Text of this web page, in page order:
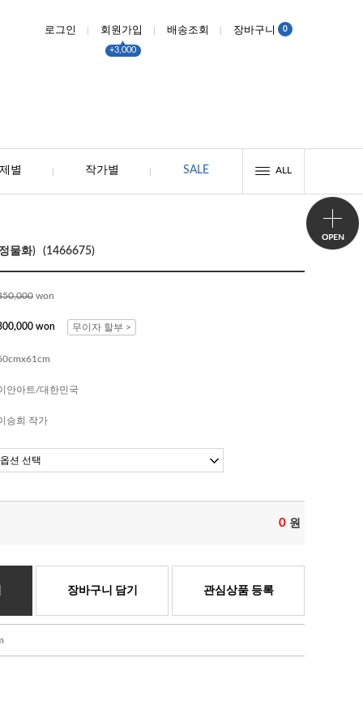
로그인 회원가입
+3,000
배송조회 장바구니 0
별 작가별 SALE ALL
물화) (1466675)
won
won 무이자 할부 >
안아트/대한민국
승희 작가
0 원
장바구니 담기 관심상품 등록